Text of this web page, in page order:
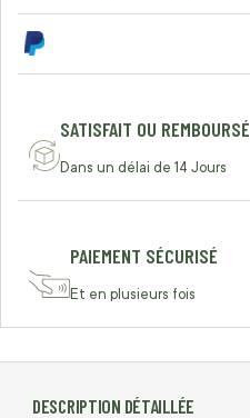
SATISFAIT OU REMBOURSÉ
Dans un délai de 14 Jours
PAIEMENT SÉCURISÉ
Et en plusieurs fois
DESCRIPTION DÉTAILLÉE